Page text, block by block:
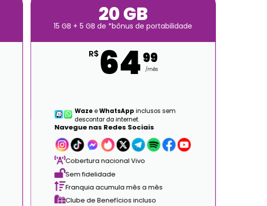
20 GB
15 GB + 5 GB de *bônus de portabilidade
R$6499
/mês
WazeeWhatsApp inclusos sem
descontar da internet.
Navegue nas Redes Sociais
Cobertura nacional Vivo
Sem fidelidade
Franquia acumula mês a mês
Clube de Benefícios incluso